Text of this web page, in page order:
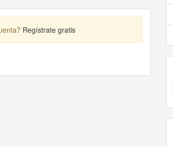
Regístrate gratis